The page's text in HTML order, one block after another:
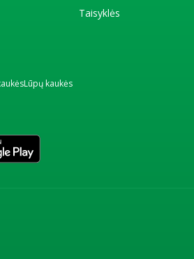
Taisyklės
Lūpų kaukės